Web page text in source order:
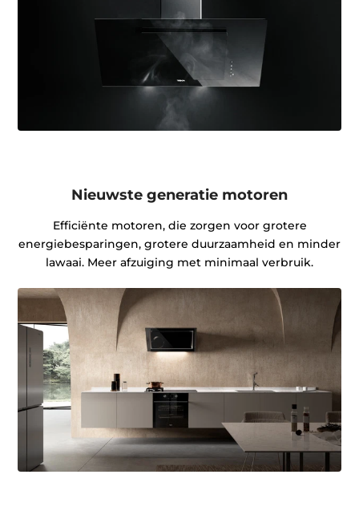
Nieuwste generatie motoren
Efficiënte motoren, die zorgen voor grotere
energiebesparingen, grotere duurzaamheid en minder
lawaai. Meer afzuiging met minimaal verbruik.